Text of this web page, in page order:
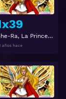
She-Ra, La Princesa del Poder Temporada 1 Capitulo 39
años hace
Ver